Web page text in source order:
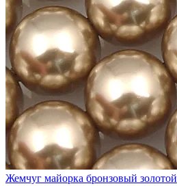
Жемчуг майорка бронзовый золотой